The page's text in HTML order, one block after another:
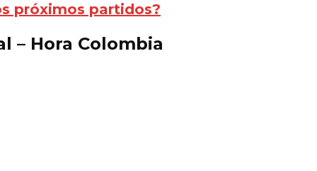
próximos partidos?
– Hora Colombia